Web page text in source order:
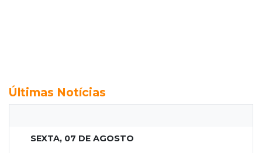
Últimas Notícias
SEXTA, 07 DE AGOSTO